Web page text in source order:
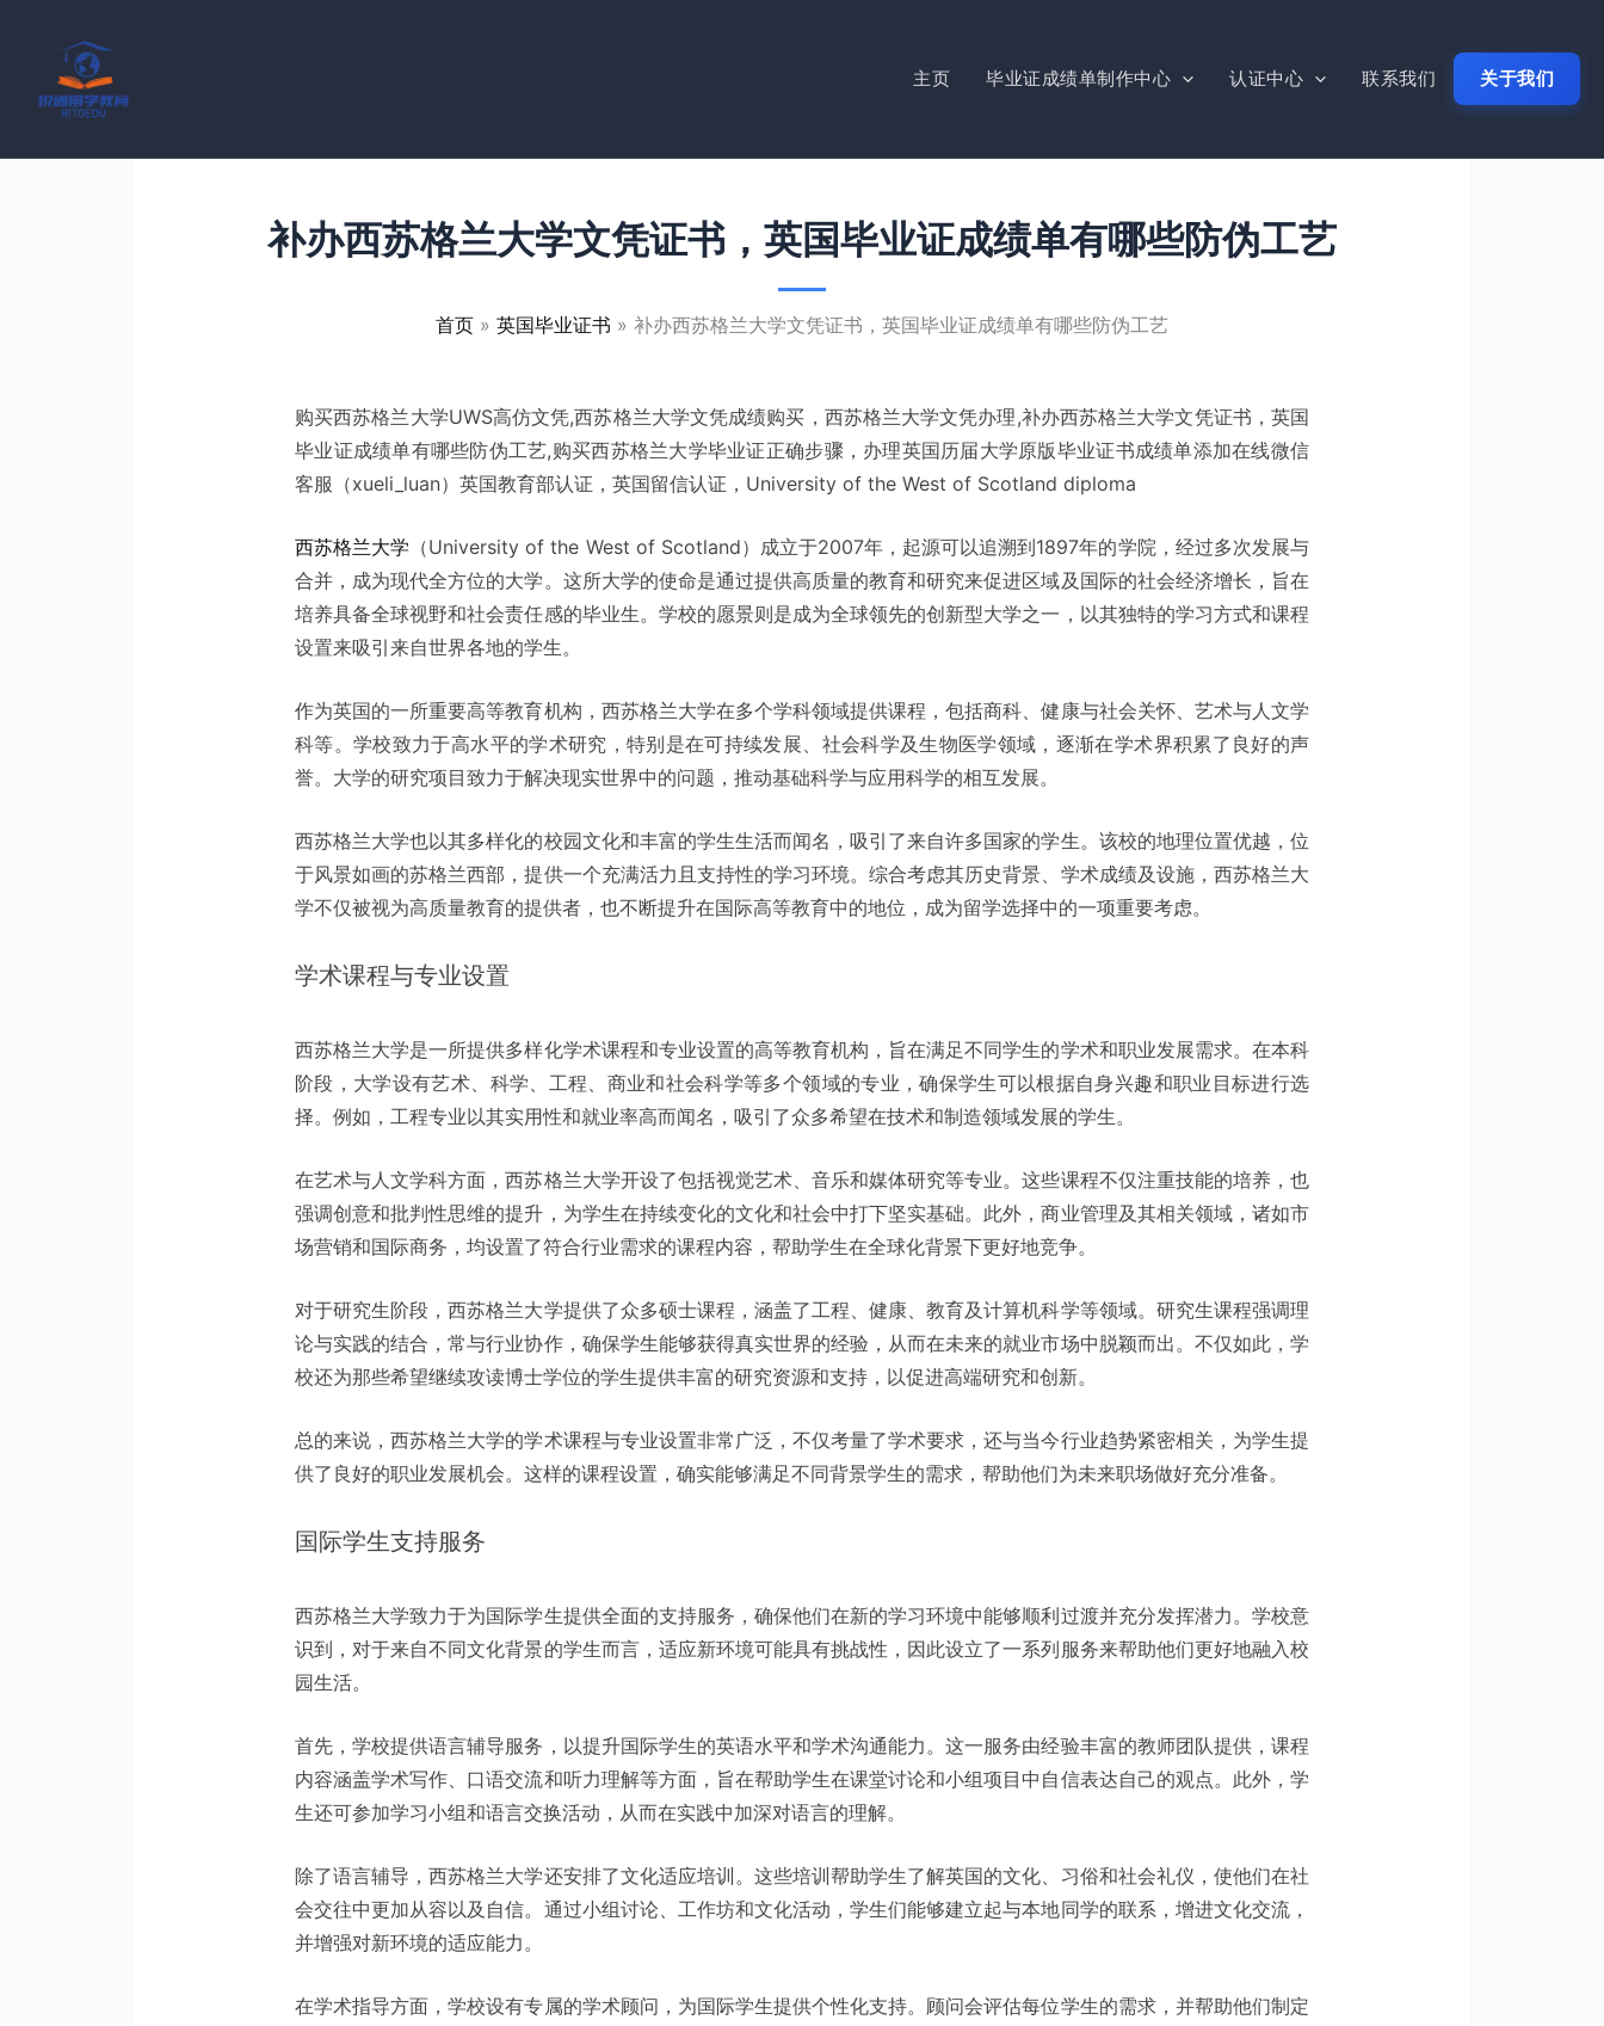
主页 毕业证成绩单制作中心 认证中心 联系我们 关于我们
补办西苏格兰大学文凭证书，英国毕业证成绩单有哪些防伪工艺
首页 英国毕业证书 补办西苏格兰大学文凭证书，英国毕业证成绩单有哪些防伪工艺
购买西苏格兰大学UWS高仿文凭,西苏格兰大学文凭成绩购买，西苏格兰大学文凭办理,补办西苏格兰大学文凭证书，英国
毕业证成绩单有哪些防伪工艺,购买西苏格兰大学毕业证正确步骤，办理英国历届大学原版毕业证书成绩单添加在线微信
客服（xueli_luan）英国教育部认证，英国留信认证，University of the West of Scotland diploma
西苏格兰大学 （University of the West of Scotland）成立于2007年，起源可以追溯到1897年的学院，经过多次发展与
合并，成为现代全方位的大学。这所大学的使命是通过提供高质量的教育和研究来促进区域及国际的社会经济增长，旨在
培养具备全球视野和社会责任感的毕业生。学校的愿景则是成为全球领先的创新型大学之一，以其独特的学习方式和课程
设置来吸引来自世界各地的学生。
作为英国的一所重要高等教育机构，西苏格兰大学在多个学科领域提供课程，包括商科、健康与社会关怀、艺术与人文学
科等。学校致力于高水平的学术研究，特别是在可持续发展、社会科学及生物医学领域，逐渐在学术界积累了良好的声
誉。大学的研究项目致力于解决现实世界中的问题，推动基础科学与应用科学的相互发展。
西苏格兰大学也以其多样化的校园文化和丰富的学生生活而闻名，吸引了来自许多国家的学生。该校的地理位置优越，位
于风景如画的苏格兰西部，提供一个充满活力且支持性的学习环境。综合考虑其历史背景、学术成绩及设施，西苏格兰大
学不仅被视为高质量教育的提供者，也不断提升在国际高等教育中的地位，成为留学选择中的一项重要考虑。
学术课程与专业设置
西苏格兰大学是一所提供多样化学术课程和专业设置的高等教育机构，旨在满足不同学生的学术和职业发展需求。在本科
阶段，大学设有艺术、科学、工程、商业和社会科学等多个领域的专业，确保学生可以根据自身兴趣和职业目标进行选
择。例如，工程专业以其实用性和就业率高而闻名，吸引了众多希望在技术和制造领域发展的学生。
在艺术与人文学科方面，西苏格兰大学开设了包括视觉艺术、音乐和媒体研究等专业。这些课程不仅注重技能的培养，也
强调创意和批判性思维的提升，为学生在持续变化的文化和社会中打下坚实基础。此外，商业管理及其相关领域，诸如市
场营销和国际商务，均设置了符合行业需求的课程内容，帮助学生在全球化背景下更好地竞争。
对于研究生阶段，西苏格兰大学提供了众多硕士课程，涵盖了工程、健康、教育及计算机科学等领域。研究生课程强调理
论与实践的结合，常与行业协作，确保学生能够获得真实世界的经验，从而在未来的就业市场中脱颖而出。不仅如此，学
校还为那些希望继续攻读博士学位的学生提供丰富的研究资源和支持，以促进高端研究和创新。
总的来说，西苏格兰大学的学术课程与专业设置非常广泛，不仅考量了学术要求，还与当今行业趋势紧密相关，为学生提
供了良好的职业发展机会。这样的课程设置，确实能够满足不同背景学生的需求，帮助他们为未来职场做好充分准备。
国际学生支持服务
西苏格兰大学致力于为国际学生提供全面的支持服务，确保他们在新的学习环境中能够顺利过渡并充分发挥潜力。学校意
识到，对于来自不同文化背景的学生而言，适应新环境可能具有挑战性，因此设立了一系列服务来帮助他们更好地融入校
园生活。
首先，学校提供语言辅导服务，以提升国际学生的英语水平和学术沟通能力。这一服务由经验丰富的教师团队提供，课程
内容涵盖学术写作、口语交流和听力理解等方面，旨在帮助学生在课堂讨论和小组项目中自信表达自己的观点。此外，学
生还可参加学习小组和语言交换活动，从而在实践中加深对语言的理解。
除了语言辅导，西苏格兰大学还安排了文化适应培训。这些培训帮助学生了解英国的文化、习俗和社会礼仪，使他们在社
会交往中更加从容以及自信。通过小组讨论、工作坊和文化活动，学生们能够建立起与本地同学的联系，增进文化交流，
并增强对新环境的适应能力。
在学术指导方面，学校设有专属的学术顾问，为国际学生提供个性化支持。顾问会评估每位学生的需求，并帮助他们制定